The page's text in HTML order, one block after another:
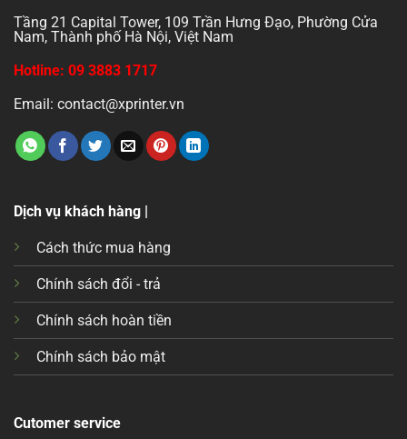
Tầng 21 Capital Tower, 109 Trần Hưng Đạo, Phường Cửa
Nam, Thành phố Hà Nội, Việt Nam
Hotline: 09 3883 1717
Email: contact@xprinter.vn
Dịch vụ khách hàng |
Cách thức mua hàng
Chính sách đổi - trả
Chính sách hoàn tiền
Chính sách bảo mật
Cutomer service